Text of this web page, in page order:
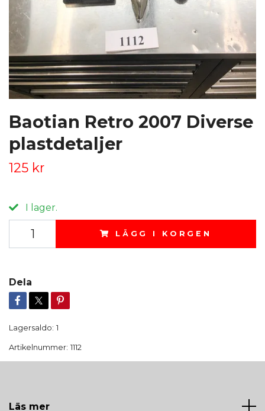
Baotian Retro 2007 Diverse
plastdetaljer
125 kr
I lager.
LÄGG I KORGEN
Dela
Lagersaldo: 1
Artikelnummer: 1112
Läs mer